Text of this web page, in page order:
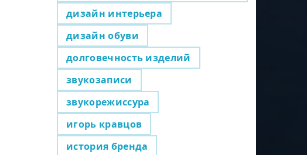
дизайн интерьера
дизайн обуви
долговечность изделий
звукозаписи
звукорежиссура
игорь кравцов
история бренда